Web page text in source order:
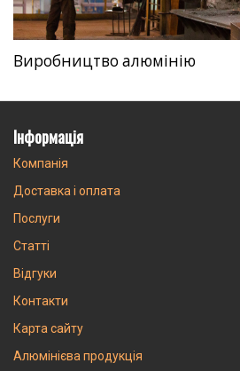
Виробництво алюмінію
Інформація
Компанія
Доставка і оплата
Послуги
Статті
Відгуки
Контакти
Карта сайту
Алюмінієва продукція